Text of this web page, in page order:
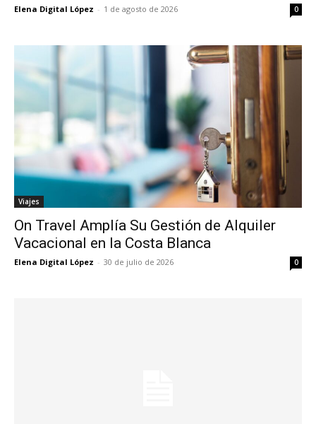
Elena Digital López - 1 de agosto de 2026 0
Viajes
On Travel Amplía Su Gestión de Alquiler
Vacacional en la Costa Blanca
Elena Digital López - 30 de julio de 2026 0